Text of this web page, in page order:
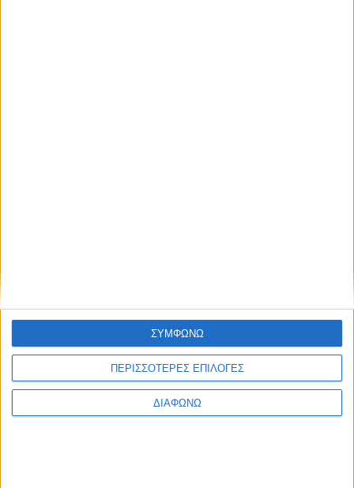
ΠΕΡΙΣΣΟΤΕΡΕΣ ΕΠΙΛΟΓΕΣ
ΔΙΑΦΩΝΩ
ΣΥΜΦΩΝΩ
Ενημέρωση Πολιτισμός Ψυχαγωγία
Classics Επικοινωνία H Eταιρεία
Trailers